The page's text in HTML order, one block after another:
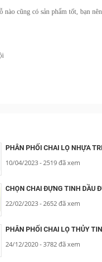
cũng có sản phẩm tốt, bạn
PHÂN PHỐI CHAI LỌ NHỰA
10/04/2023- 2519 đã xem
CHỌN CHAI ĐỰNG TINH DẦU
22/02/2023- 2652 đã xem
PHÂN PHỐI CHAI LỌ THỦY
24/12/2020- 3782 đã xem